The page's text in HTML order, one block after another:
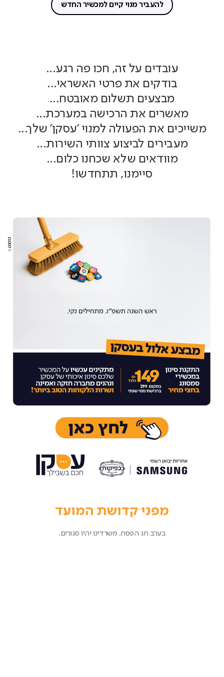
להעביר מנוי קיים למכשיר החדש
עובדים על זה, חכו פה רגע...
בודקים את פרטי האשראי...
מבצעים תשלום מאובטח...
מאשרים את הרכישה במערכת...
משייכים את הפעולה למנוי 'עסקן' שלך...
מעבירים לביצוע צוותי השירות...
מוודאים שלא שכחנו כלום...
סיימנו, תתחדשו!
מפני קדושת המועד
בערב חג הפסח, משרדינו יהיו סגורים.